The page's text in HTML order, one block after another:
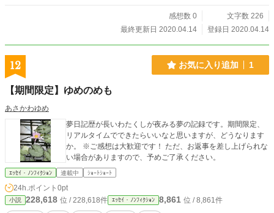
感想数 0
文字数 226
最終更新日 2020.04.14
登録日 2020.04.14
12 お気に入り追加 1
【期間限定】ゆめのめも
あさかわゆめ
夢日記歴が長いわたくしが夜みる夢の記録です。期間限定、
リアルタイムでできたらいいなと思いますが、どうなります
か。 ※ご感想は大歓迎です！ ただ、お返事を差し上げられな
い場合がありますので、予めご了承ください。
ｴｯｾｲ・ﾉﾝﾌｨｸｼｮﾝ 連載中 ｼｮｰﾄｼｮｰﾄ
24h.ポイント 0pt
小説 228,618 位 / 228,618件 ｴｯｾｲ・ﾉﾝﾌｨｸｼｮﾝ 8,861 位 / 8,861件